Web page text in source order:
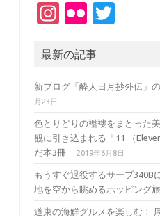
In
a
gr
m
Fl
kr
te
最新の記事
新ブログ「酔人日月抄外伝」
月23日
色とりどりの襤褸をまとった
観に引き込まれる「11 （
だ本3冊
2019年6月8日
もうすぐ退役するサーブ340B
地を空から眺めるホッピング旅
道東の海鮮グルメを楽しむ！